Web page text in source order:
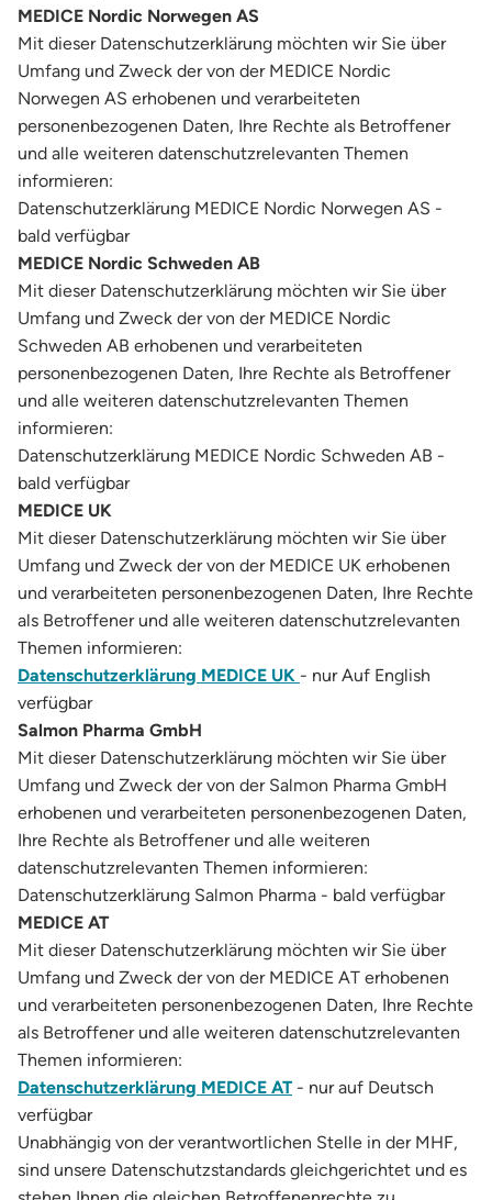
MEDICE Nordic Norwegen AS
Mit dieser Datenschutzerklärung möchten wir Sie über
Umfang und Zweck der von der MEDICE Nordic
Norwegen AS erhobenen und verarbeiteten
personenbezogenen Daten, Ihre Rechte als Betroffener
und alle weiteren datenschutzrelevanten Themen
informieren:
Datenschutzerklärung MEDICE Nordic Norwegen AS -
bald verfügbar
MEDICE Nordic Schweden AB
Mit dieser Datenschutzerklärung möchten wir Sie über
Umfang und Zweck der von der MEDICE Nordic
Schweden AB erhobenen und verarbeiteten
personenbezogenen Daten, Ihre Rechte als Betroffener
und alle weiteren datenschutzrelevanten Themen
informieren:
Datenschutzerklärung MEDICE Nordic Schweden AB -
bald verfügbar
MEDICE UK
Mit dieser Datenschutzerklärung möchten wir Sie über
Umfang und Zweck der von der MEDICE UK erhobenen
und verarbeiteten personenbezogenen Daten, Ihre Rechte
als Betroffener und alle weiteren datenschutzrelevanten
Themen informieren:
Datenschutzerklärung MEDICE UK - nur Auf English
verfügbar
Salmon Pharma GmbH
Mit dieser Datenschutzerklärung möchten wir Sie über
Umfang und Zweck der von der Salmon Pharma GmbH
erhobenen und verarbeiteten personenbezogenen Daten,
Ihre Rechte als Betroffener und alle weiteren
datenschutzrelevanten Themen informieren:
Datenschutzerklärung Salmon Pharma - bald verfügbar
MEDICE AT
Mit dieser Datenschutzerklärung möchten wir Sie über
Umfang und Zweck der von der MEDICE AT erhobenen
und verarbeiteten personenbezogenen Daten, Ihre Rechte
als Betroffener und alle weiteren datenschutzrelevanten
Themen informieren:
Datenschutzerklärung MEDICE AT- nur auf Deutsch
verfügbar
Unabhängig von der verantwortlichen Stelle in der MHF,
sind unsere Datenschutzstandards gleichgerichtet und es